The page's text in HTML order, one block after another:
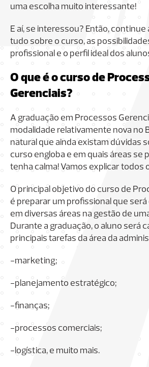
uma escolha muito interessante!
E aí, se interessou? Então, continue
tudo sobre o curso, as
profissional e o perfil ideal dos
O que é o curso de
Gerenciais?
A graduação em Processos
modalidade relativamente nova no
natural que ainda existam dúvidas
curso engloba e em quais áreas se
tenha calma! Vamos explicar todos
O principal objetivo do curso de
é preparar um profissional que será
em diversas áreas na gestão de
Durante a graduação, o aluno será
principais tarefas da área da
-marketing;
-planejamento estratégico;
-finanças;
-processos comerciais;
-logística, e muito mais.